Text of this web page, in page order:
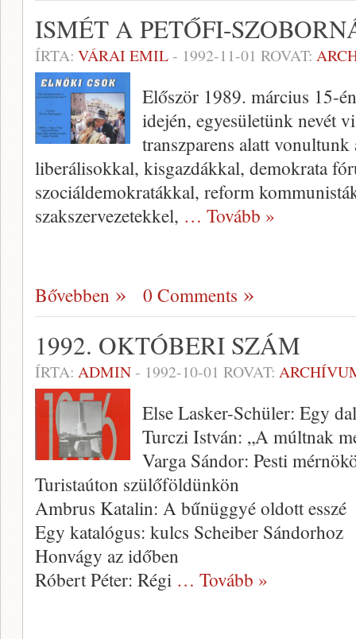
ISMÉT A PETŐFI-
ÍRTA: VÁRAI EMIL- 1992-11-01 ROVAT:
Először 1989. március 15-
idején, egyesületünk nevét
transzparens alatt
liberálisokkal, kisgazdákkal, demokrata
szociáldemokratákkal, reform
szakszervezetekkel, … Tovább »
Bővebben 0 Comments
1992. OKTÓBERI SZÁM
ÍRTA: ADMIN- 1992-10-01 ROVAT:
Else Lasker-Schüler: Egy dal
Turczi István: „A múltnak
Varga Sándor: Pesti
Turistaúton szülőföldünkön
Ambrus Katalin: A bűnüggyé oldott esszé
Egy katalógus: kulcs Scheiber Sándorhoz
Honvágy az időben
Róbert Péter: Régi … Tovább »